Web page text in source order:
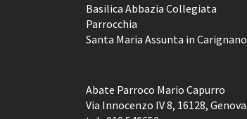
Basilica Abbazia Collegiata
Parrocchia
Santa Maria Assunta in Carignano
Abate Parroco Mario Capurro
Via Innocenzo IV 8, 16128, Genova